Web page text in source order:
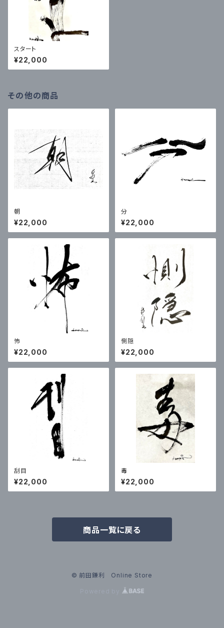
スタート
¥22,000
その他の商品
朝
¥22,000
分
¥22,000
怖
¥22,000
惻隠
¥22,000
刮目
¥22,000
毒
¥22,000
商品一覧に戻る
© 前田鎌利 Online Store